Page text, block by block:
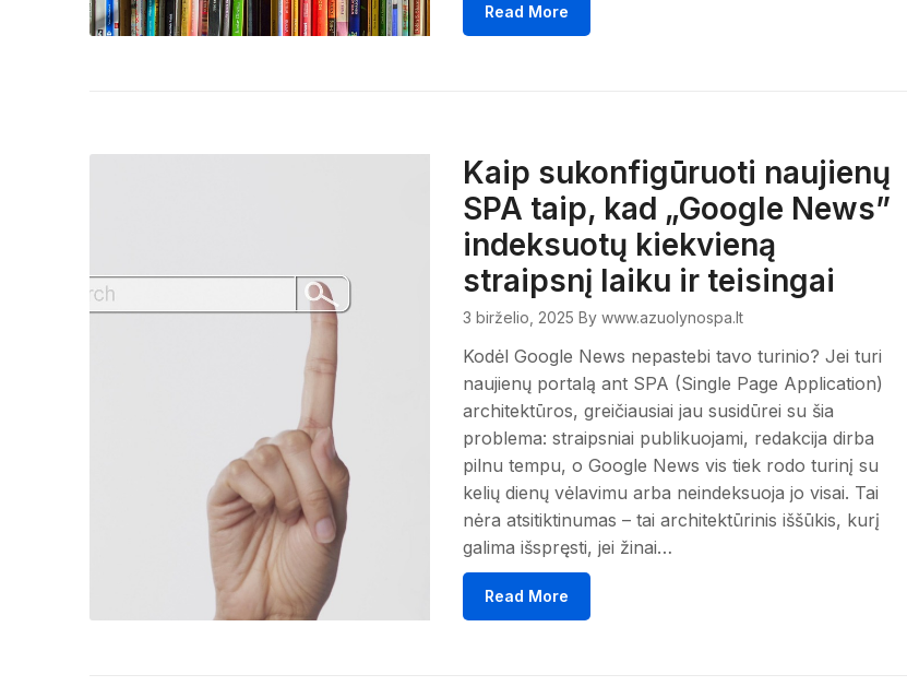
Read More
Kaip sukonfigūruoti naujienų
SPA taip, kad „Google News”
indeksuotų kiekvieną
straipsnį laiku ir teisingai
3 birželio, 2025 By www.azuolynospa.lt
Kodėl Google News nepastebi tavo turinio? Jei turi
naujienų portalą ant SPA (Single Page Application)
architektūros, greičiausiai jau susidūrei su šia
problema: straipsniai publikuojami, redakcija dirba
pilnu tempu, o Google News vis tiek rodo turinį su
kelių dienų vėlavimu arba neindeksuoja jo visai. Tai
nėra atsitiktinumas – tai architektūrinis iššūkis, kurį
galima išspręsti, jei žinai…
Read More